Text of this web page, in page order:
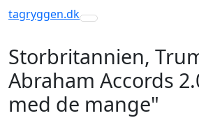
tagryggen.dk
Toggle navigation
Storbritannien,
Abraham Accords
med de mange"